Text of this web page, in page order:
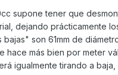
supone tener que
dejando prácticamente
son 61mm de
hace más bien por meter
igualmente tirando a